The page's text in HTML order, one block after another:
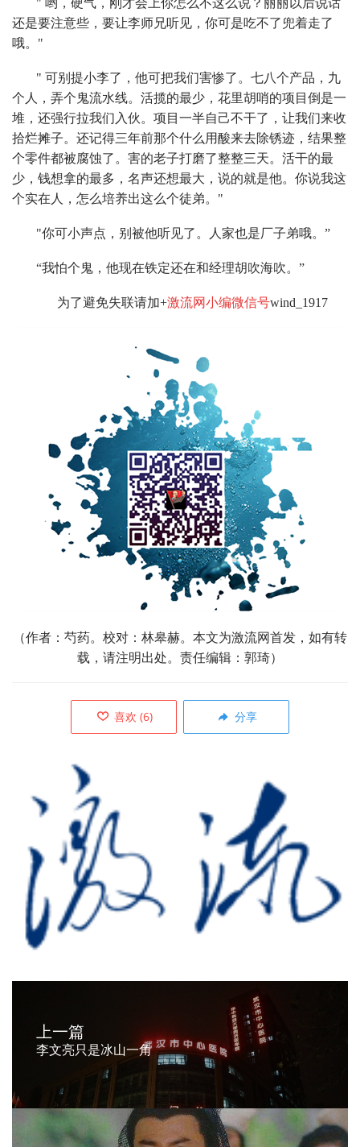
还是要注意些，要让李师兄听见，你可是吃不了兜着走了
哦。"
" 可别提小李了，他可把我们害惨了。七八个产品，九
个人，弄个鬼流水线。活揽的最少，花里胡哨的项目倒是一
堆，还强行拉我们入伙。项目一半自己不干了，让我们来收
拾烂摊子。还记得三年前那个什么用酸来去除锈迹，结果整
个零件都被腐蚀了。害的老子打磨了整整三天。活干的最
少，钱想拿的最多，名声还想最大，说的就是他。你说我这
个实在人，怎么培养出这么个徒弟。"
"你可小声点，别被他听见了。人家也是厂子弟哦。”
“我怕个鬼，他现在铁定还在和经理胡吹海吹。”
为了避免失联请加+激流网小编微信号wind_1917
（作者：芍药。校对：林皋赫。本文为激流网首发，如有转
载，请注明出处。责任编辑：郭琦）
喜欢 (6) 分享
上一篇
李文亮只是冰山一角